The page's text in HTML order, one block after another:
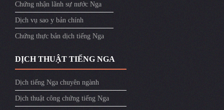
Chứng nhận lãnh sự nước Nga
Dịch vụ sao y bản chính
Chứng thực bản dịch tiếng Nga
DỊCH THUẬT TIẾNG NGA
Dịch tiếng Nga chuyên ngành
Dịch thuật công chứng tiếng Nga